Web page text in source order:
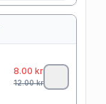
8.00 kr
12.00kr